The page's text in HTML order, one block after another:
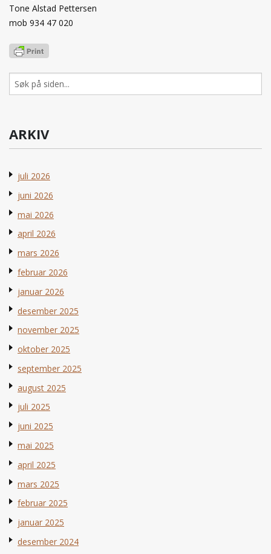
Tone Alstad Pettersen
mob 934 47 020
Søk
ARKIV
juli 2026
juni 2026
mai 2026
april 2026
mars 2026
februar 2026
januar 2026
desember 2025
november 2025
oktober 2025
september 2025
august 2025
juli 2025
juni 2025
mai 2025
april 2025
mars 2025
februar 2025
januar 2025
desember 2024